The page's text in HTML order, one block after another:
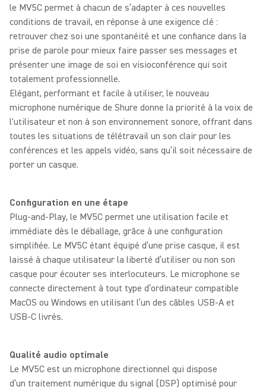
le MV5C permet à chacun de s’adapter à ces nouvelles
conditions de travail, en réponse à une exigence clé :
retrouver chez soi une spontanéité et une confiance dans la
prise de parole pour mieux faire passer ses messages et
présenter une image de soi en visioconférence qui soit
totalement professionnelle.
Elégant, performant et facile à utiliser, le nouveau
microphone numérique de Shure donne la priorité à la voix de
l'utilisateur et non à son environnement sonore, offrant dans
toutes les situations de télétravail un son clair pour les
conférences et les appels vidéo, sans qu’il soit nécessaire de
porter un casque.
Configuration en une étape
Plug-and-Play, le MV5C permet une utilisation facile et
immédiate dès le déballage, grâce à une configuration
simplifiée. Le MV5C étant équipé d’une prise casque, il est
laissé à chaque utilisateur la liberté d’utiliser ou non son
casque pour écouter ses interlocuteurs. Le microphone se
connecte directement à tout type d’ordinateur compatible
MacOS ou Windows en utilisant l’un des câbles USB-A et
USB-C livrés.
Qualité audio optimale
Le MV5C est un microphone directionnel qui dispose
d’un traitement numérique du signal (DSP) optimisé pour